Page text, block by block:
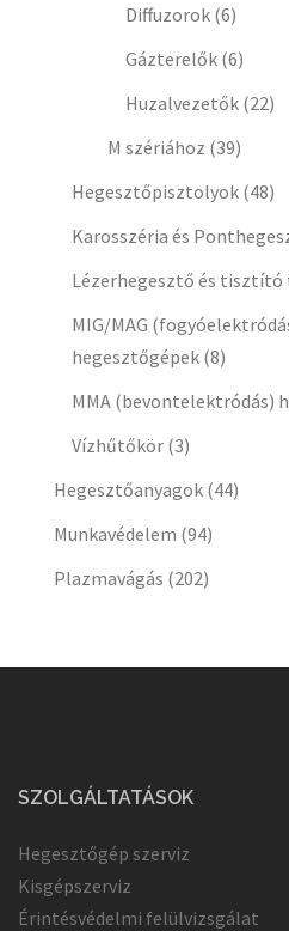
Diffuzorok (6)
Gázterelők (6)
Huzalvezetők (22)
M szériához (39)
Hegesztőpisztolyok (48)
Karosszéria és
Lézerhegesztő és
MIG/MAG
hegesztőgépek (8)
MMA (bevontelektródás)
Vízhűtőkör (3)
Hegesztőanyagok (44)
Munkavédelem (94)
Plazmavágás (202)
SZOLGÁLTATÁSOK
Hegesztőgép szerviz
Kisgépszerviz
Érintésvédelmi felülvizsgálat